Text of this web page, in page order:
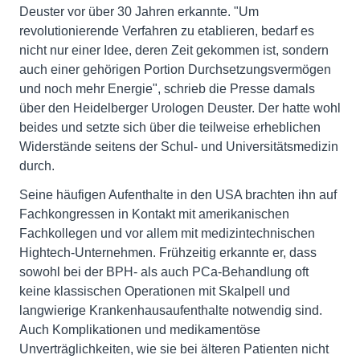
Deuster vor über 30 Jahren erkannte. "Um
revolutionierende Verfahren zu etablieren, bedarf es
nicht nur einer Idee, deren Zeit gekommen ist, sondern
auch einer gehörigen Portion Durchsetzungsvermögen
und noch mehr Energie", schrieb die Presse damals
über den Heidelberger Urologen Deuster. Der hatte wohl
beides und setzte sich über die teilweise erheblichen
Widerstände seitens der Schul- und Universitätsmedizin
durch.
Seine häufigen Aufenthalte in den USA brachten ihn auf
Fachkongressen in Kontakt mit amerikanischen
Fachkollegen und vor allem mit medizintechnischen
Hightech-Unternehmen. Frühzeitig erkannte er, dass
sowohl bei der BPH- als auch PCa-Behandlung oft
keine klassischen Operationen mit Skalpell und
langwierige Krankenhausaufenthalte notwendig sind.
Auch Komplikationen und medikamentöse
Unverträglichkeiten, wie sie bei älteren Patienten nicht